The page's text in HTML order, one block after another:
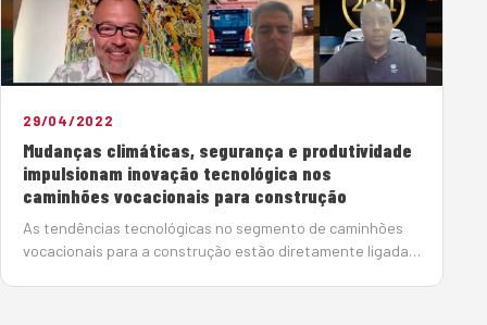
29/04/2022
Mudanças climáticas, segurança e produtividade
impulsionam inovação tecnológica nos
caminhões vocacionais para construção
As tendências tecnológicas no segmento de caminhões
vocacionais para a construção estão diretamente ligadas